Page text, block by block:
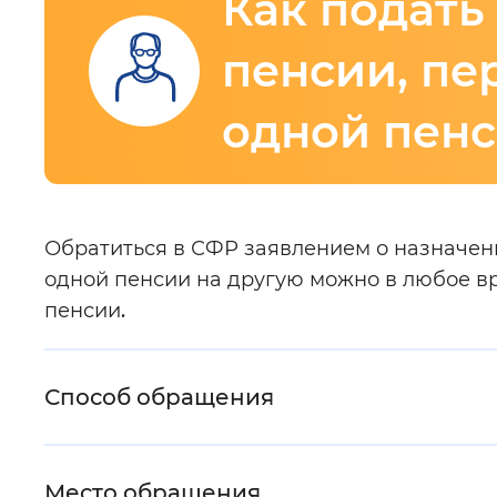
Интервал между буквами:
Цвет сайта
Звуковой ассистент:
Вернуть стандартные настройки
пенсии,
одной
Основная
информация
Обратиться в СФР заявлением о
одной пенсии на другую можно в любое
пенсии.
Способ обращения